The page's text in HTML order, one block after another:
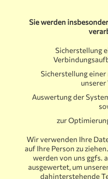
Sie werden
Sicherstellung
Sicherstellung einer
unserer
Auswertung der
zur
Wir verwenden Ihre
auf Ihre Person zu
werden von uns ggfs.
ausgewertet, um
dahinterstehende